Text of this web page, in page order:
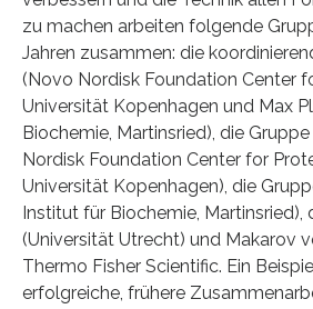
zu machen arbeiten folgende
Jahren zusammen: die
(Novo Nordisk Foundation Center
Universität Kopenhagen und Max
Biochemie, Martinsried), die
Nordisk Foundation Center for
Universität Kopenhagen), die
Institut für Biochemie, Martinsried),
(Universität Utrecht) und Makarov
Thermo Fisher Scientific. Ein
erfolgreiche, frühere